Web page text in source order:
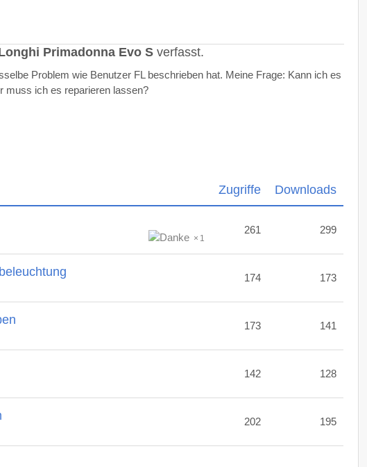
Primadonna Evo S verfasst.
Problem wie Benutzer FL beschrieben hat. Meine Frage: Kann ich es
muss ich es reparieren lassen?
Zugriffe Downloads
1
261 299
174 173
173 141
142 128
202 195